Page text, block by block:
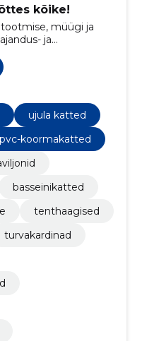
kõike!
müügi ja
ja
ja
ja Eesti turule,
ujula katted
pvc-koormakatted
basseinikatted
tenthaagised
turvakardinad